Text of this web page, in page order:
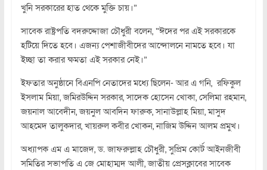
খুনি সরকারের হাত থেকে মুক্তি চায়।”
সাবেক রাষ্ট্রপতি বদরুদ্দোজা চৌধুরী বলেন, “ঈদের পর এই সরকারকে
হটিয়ে দিতে হবে। এজন্য পেশাজীবীদের আন্দোলনে নামতে হবে। যা
ইচ্ছা তা করার ক্ষমতা এই সরকার নেই।”
ইফতার অনুষ্ঠানে বিএনপি নেতাদের মধ্যে ছিলেন- আর এ গনি, রফিকুল
ইসলাম মিয়া, জমিরউদ্দিন সরকার, সাদেক হোসেন খোকা, সেলিমা রহমান,
জয়নাল আবেদীন, জয়নুল আবদিন ফারুক, সানাউল্লাহ মিয়া, মাসুদ
আহমেদ তালুকদার, খায়রুল কবীর খোকন, নাজিম উদ্দিন আলম প্রমুখ।
অধ্যাপক এম এ মাজেদ, ড. জাফরুল্লাহ চৌধুরী, সুপ্রিম কোর্ট আইনজীবী
সমিতির সভাপতি এ জে মোহাম্মদ আলী, জাতীয় প্রেসক্লাবের সাবেক